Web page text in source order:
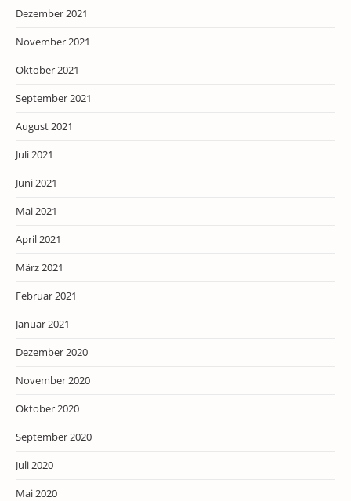
Dezember 2021
November 2021
Oktober 2021
September 2021
August 2021
Juli 2021
Juni 2021
Mai 2021
April 2021
März 2021
Februar 2021
Januar 2021
Dezember 2020
November 2020
Oktober 2020
September 2020
Juli 2020
Mai 2020